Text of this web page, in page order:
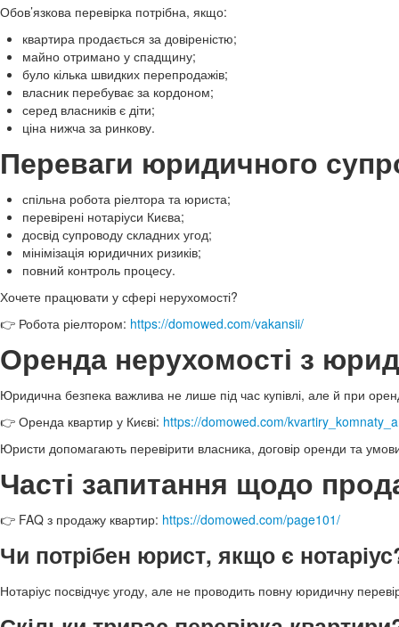
Обов’язкова перевірка потрібна, якщо:
квартира продається за довіреністю;
майно отримано у спадщину;
було кілька швидких перепродажів;
власник перебуває за кордоном;
серед власників є діти;
ціна нижча за ринкову.
Переваги юридичного
спільна робота ріелтора та юриста;
перевірені нотаріуси Києва;
досвід супроводу складних угод;
мінімізація юридичних ризиків;
повний контроль процесу.
Хочете працювати у сфері нерухомості?
👉 Робота ріелтором: https://domowed.com/vakansii/
Оренда нерухомості з
Юридична безпека важлива не лише під час купівлі, але й при
👉 Оренда квартир у Києві: https://domowed.com/
Юристи допомагають перевірити власника, договір оренди та
Часті запитання щодо
👉 FAQ з продажу квартир: https://domowed.com/page101/
Чи потрібен юрист, якщо є
Нотаріус посвідчує угоду, але не проводить повну юридичну